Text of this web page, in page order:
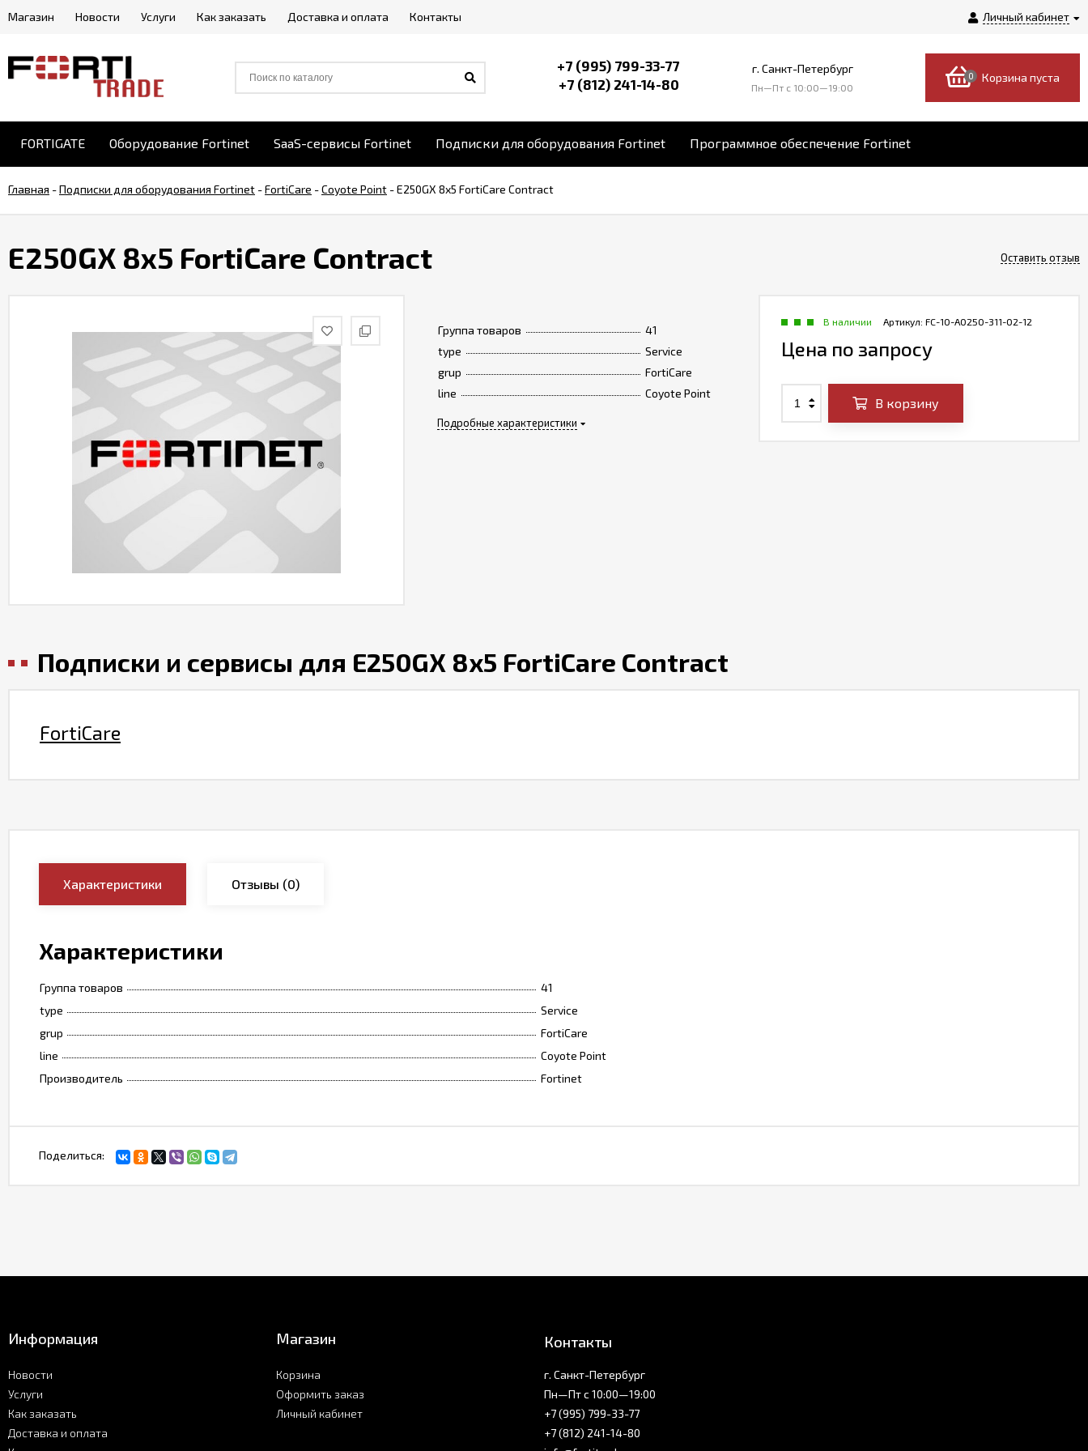
Личный кабинет
Магазин Новости Услуги Как заказать Доставка и оплата Контакты
+7 (995) 799-33-77
+7 (812) 241-14-80
г. Санкт-Петербург
Пн—Пт c 10:00—19:00
0 Корзина пуста
FORTIGATE Оборудование Fortinet SaaS-сервисы Fortinet Подписки для оборудования Fortinet Программное обеспечение Fortinet
Главная -Подписки для оборудования Fortinet -FortiCare -Coyote Point -E250GX 8x5 FortiCare Contract
E250GX 8x5 FortiCare Contract Оставить отзыв
Группа товаров
41
type
Service
grup
FortiCare
line
Coyote Point
Подробные характеристики
Артикул: FC-10-A0250-311-02-12
В наличии
Цена по запросу
В корзину
Подписки и сервисы для E250GX 8x5 FortiCare Contract
FortiCare
Характеристики Отзывы (0)
Характеристики
Группа товаров
41
type
Service
grup
FortiCare
line
Coyote Point
Производитель
Fortinet
Поделиться:
Информация
Новости
Услуги
Как заказать
Доставка и оплата
Магазин
Корзина
Оформить заказ
Личный кабинет
Контакты
г. Санкт-Петербург
Пн—Пт с 10:00—19:00
+7 (995) 799-33-77
+7 (812) 241-14-80